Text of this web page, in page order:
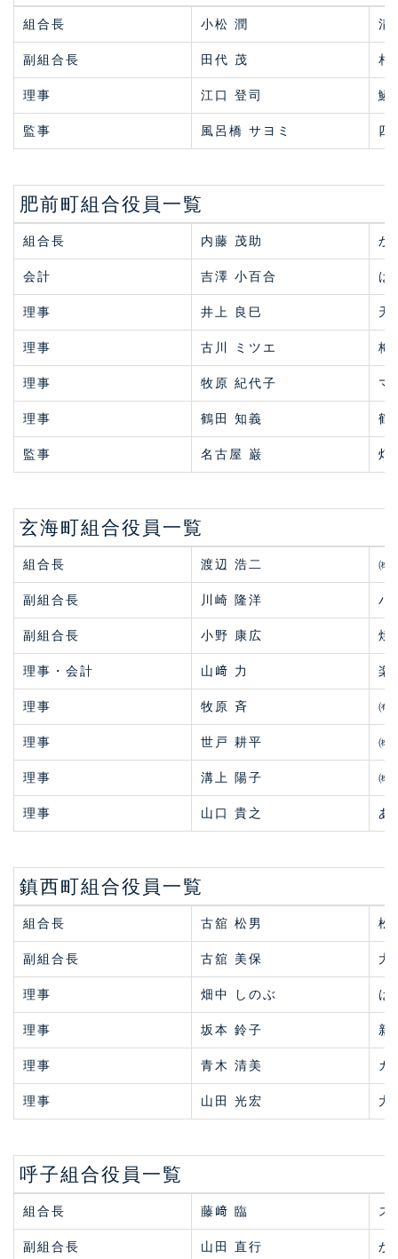
組合長 小松 潤 清
副組合長 田代 茂 相
理事 江口 登司 鱗
監事 風呂橋 サヨミ 四
肥前町組合役員一覧
組合長 内藤 茂助 か
会計 吉澤 小百合 ば
理事 井上 良巳 天
理事 古川 ミツエ 梅
理事 牧原 紀代子 マ
理事 鶴田 知義 鶴
監事 名古屋 巌 灯
玄海町組合役員一覧
組合長 渡辺 浩二 ㈱
副組合長 川崎 隆洋 バ
副組合長 小野 康広 焼
理事・会計 山﨑 力 楽
理事 牧原 斉 ㈲
理事 世戸 耕平 ㈱
理事 溝上 陽子 ㈱
理事 山口 貴之 あ
鎮西町組合役員一覧
組合長 古舘 松男 松
副組合長 古舘 美保 大
理事 畑中 しのぶ は
理事 坂本 鈴子 新
理事 青木 清美 カ
理事 山田 光宏 大
呼子組合役員一覧
組合長 藤﨑 臨 ス
副組合長 山田 直行 か